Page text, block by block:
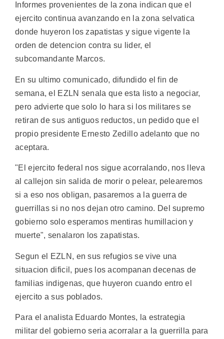
Informes provenientes de la zona indican que el
ejercito continua avanzando en la zona selvatica
donde huyeron los zapatistas y sigue vigente la
orden de detencion contra su lider, el
subcomandante Marcos.
En su ultimo comunicado, difundido el fin de
semana, el EZLN senala que esta listo a negociar,
pero advierte que solo lo hara si los militares se
retiran de sus antiguos reductos, un pedido que el
propio presidente Ernesto Zedillo adelanto que no
aceptara.
"El ejercito federal nos sigue acorralando, nos lleva
al callejon sin salida de morir o pelear, pelearemos
si a eso nos obligan, pasaremos a la guerra de
guerrillas si no nos dejan otro camino. Del supremo
gobierno solo esperamos mentiras humillacion y
muerte", senalaron los zapatistas.
Segun el EZLN, en sus refugios se vive una
situacion dificil, pues los acompanan decenas de
familias indigenas, que huyeron cuando entro el
ejercito a sus poblados.
Para el analista Eduardo Montes, la estrategia
militar del gobierno seria acorralar a la guerrilla para